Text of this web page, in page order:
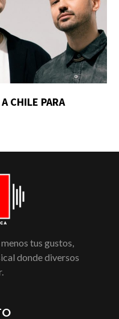
CHILE PARA
tus gustos,
donde diversos